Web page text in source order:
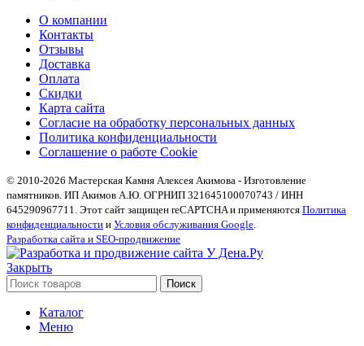
О компании
Контакты
Отзывы
Доставка
Оплата
Скидки
Карта сайта
Согласие на обработку персональных данных
Политика конфиденциальности
Соглашение о работе Cookie
© 2010-2026 Мастерская Камня Алексея Акимова - Изготовление
памятников. ИП Акимов А.Ю. ОГРНИП 321645100070743 / ИНН
645290967711. Этот сайт защищен reCAPTCHA и применяются Политика
конфиденциальности и Условия обслуживания Google
Разработка сайта и SEO-продвижение
Закрыть
Поиск
Каталог
Меню